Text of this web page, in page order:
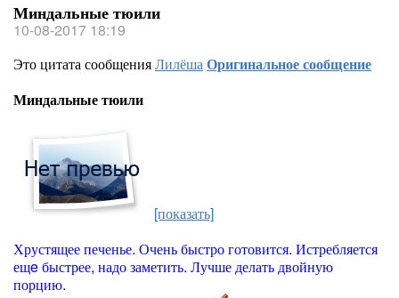
Миндальные тюили
10-08-2017 18:19
Это цитата сообщенияЛилёшаОригинальное сообщение
Миндальные тюили
[показать]
Хрустящее печенье. Очень быстро готовится. Истребляется
ещe быстрее, надо заметить. Лучше делать двойную
порцию.